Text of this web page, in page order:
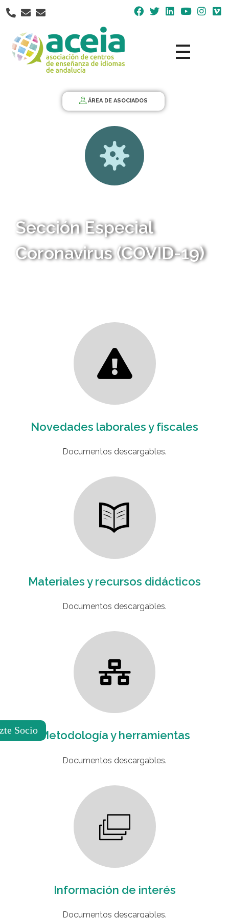
Nota:
este
web
incluye
ÁREA DE ASOCIADOS
Sección Especial
Coronavirus (COVID-19)
Novedades laborales y fiscales
Documentos descargables.
Materiales y recursos didácticos
Documentos descargables.
Metodología y herramientas
Documentos descargables.
Información de interés
Documentos descargables.
Socio